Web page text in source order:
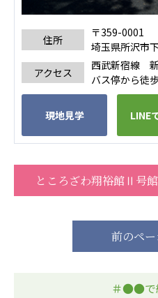
株式会社エネクト
海外
海外グループ会社
美迪克（上海）商务咨询有限公司
台灣善合股份有限公司
Angkor-Japan Friendship
ィアン中学校
NGO共生の家
G-COM JOINT STOCK COMPANY
住所
〒359-0001
埼玉県所沢市
アクセス
西武新宿線
バス停から徒
現地見学 LINE
ところざわ翔裕館Ⅱ号
前のペ
＃●●で